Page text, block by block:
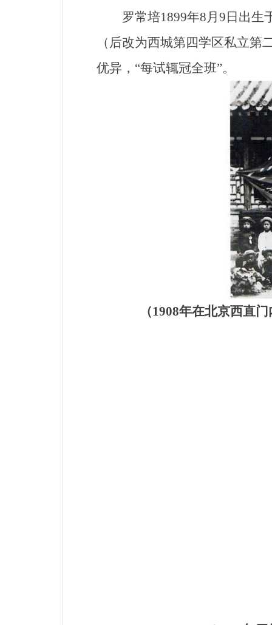
罗常培1899年8月9日出生于
（后改为西城第四学区私立
优异，“每试辄冠全班”。
（1908年在北京西直